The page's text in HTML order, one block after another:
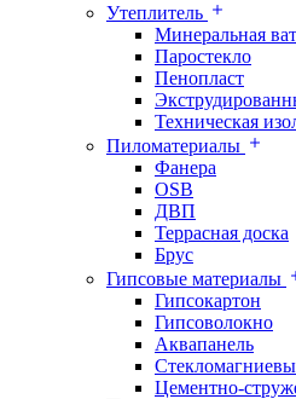
Утеплитель
Минеральная
Паростекло
Пенопласт
Техническая
Пиломатериалы
Фанера
OSB
ДВП
Террасная доска
Брус
Гипсовые материалы
Гипсокартон
Гипсоволокно
Аквапанель
Цементно-